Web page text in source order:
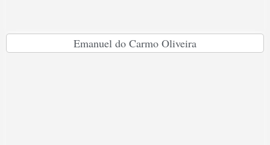
Emanuel do Carmo Oliveira